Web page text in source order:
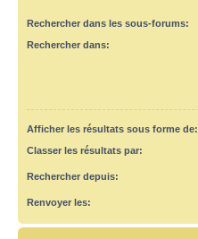
Rechercher dans les sous-forums:
Rechercher dans:
Afficher les résultats sous forme de:
Classer les résultats par:
Rechercher depuis:
Renvoyer les: